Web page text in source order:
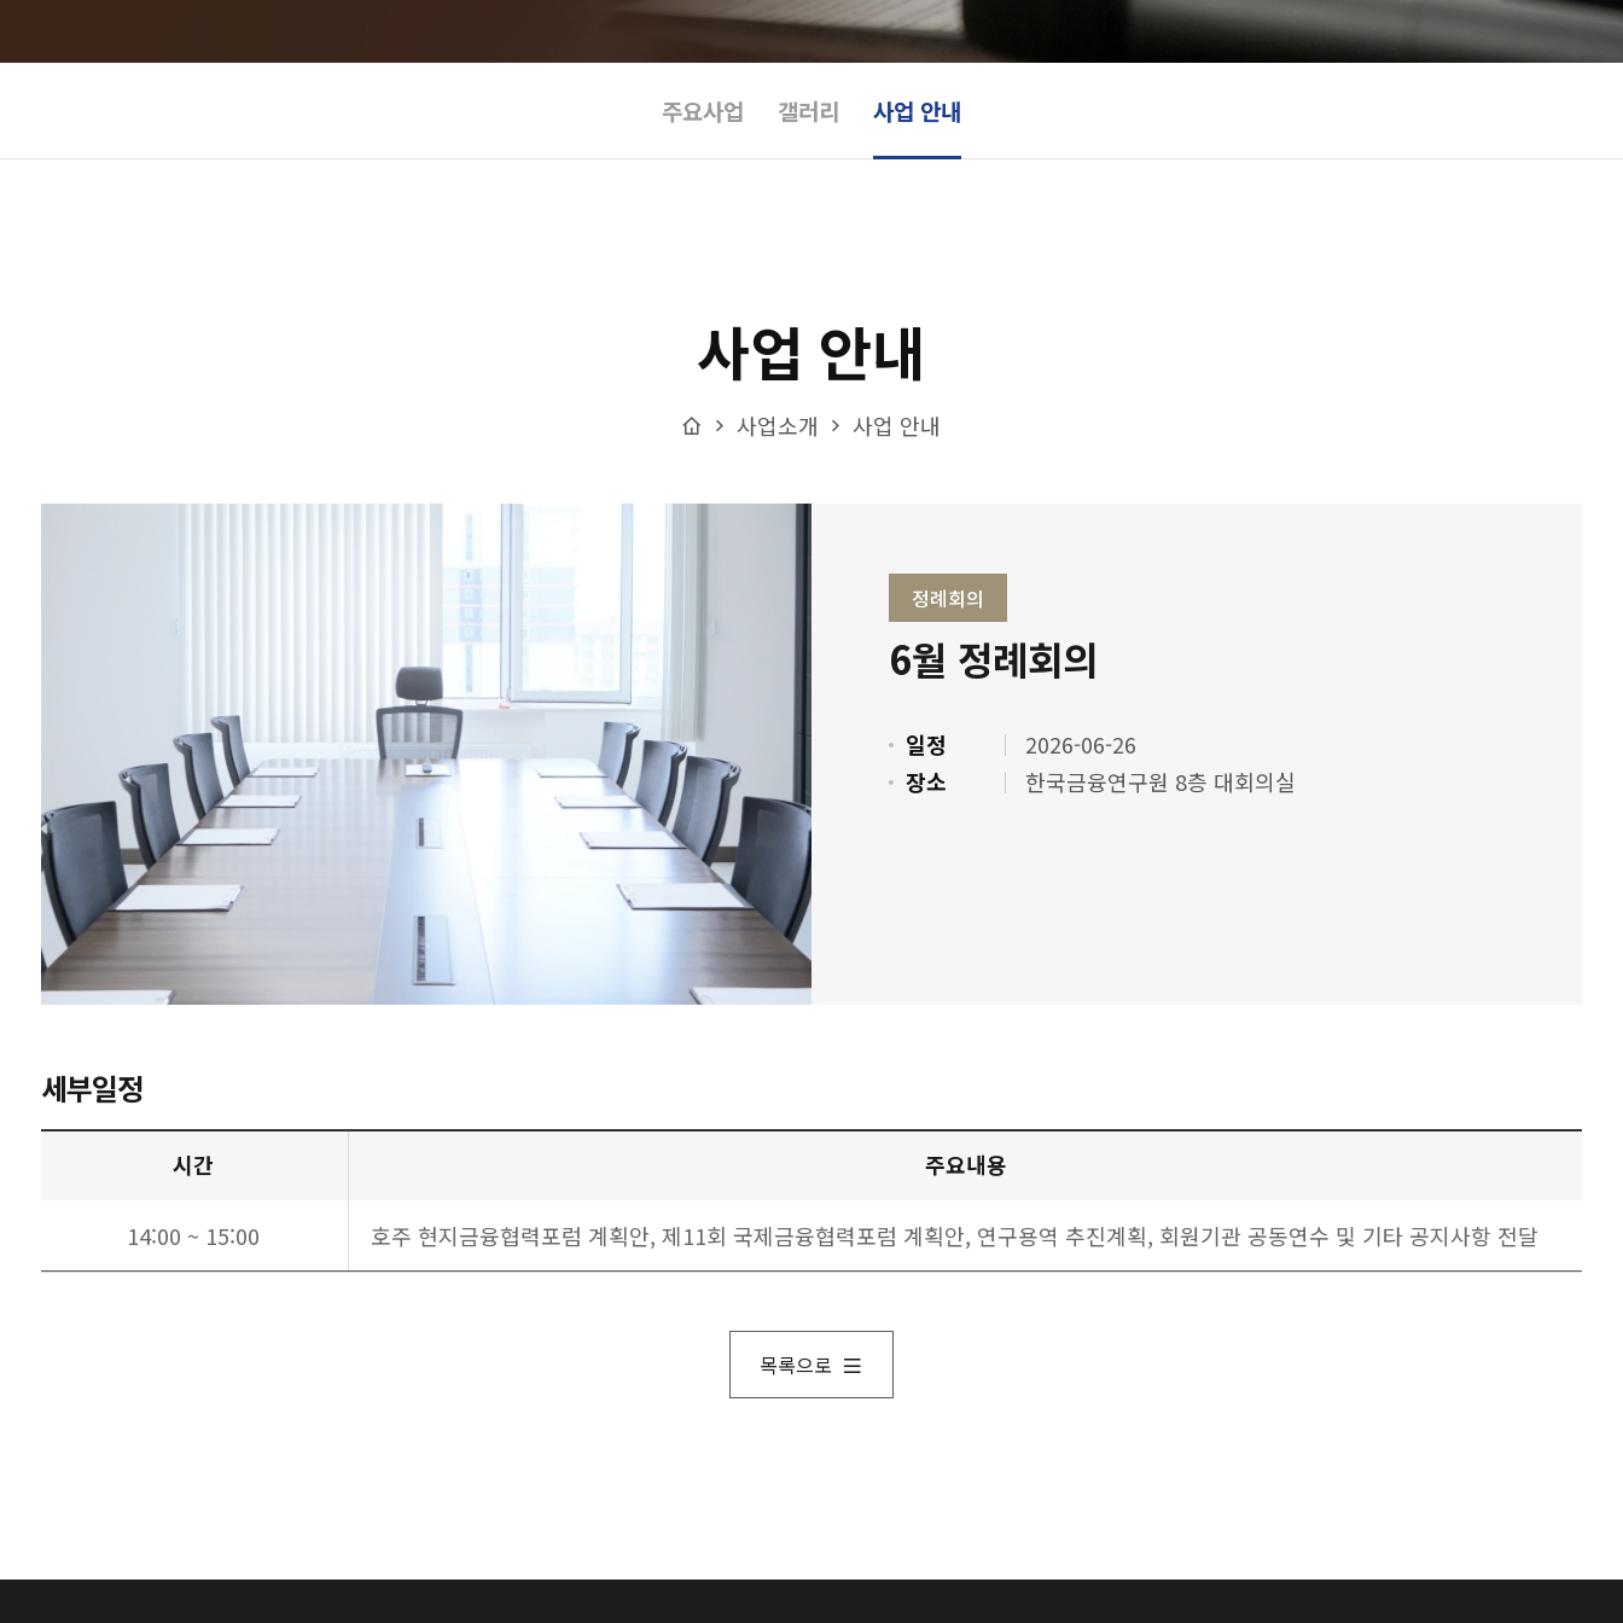
주요사업 갤러리 사업 안내
사업 안내
Home
사업소개 사업 안내
정례회의
6월 정례회의
일정
2026-06-26
장소
한국금융연구원 8층 대회의실
세부일정
시간 주요내용
14:00 ~ 15:00 호주 현지금융협력포럼 계획안, 제11회 국제금융협력포럼 계획안, 연구용역 추진계획, 회원기관 공동연수 및 기타 공지사항 전달
목록으로